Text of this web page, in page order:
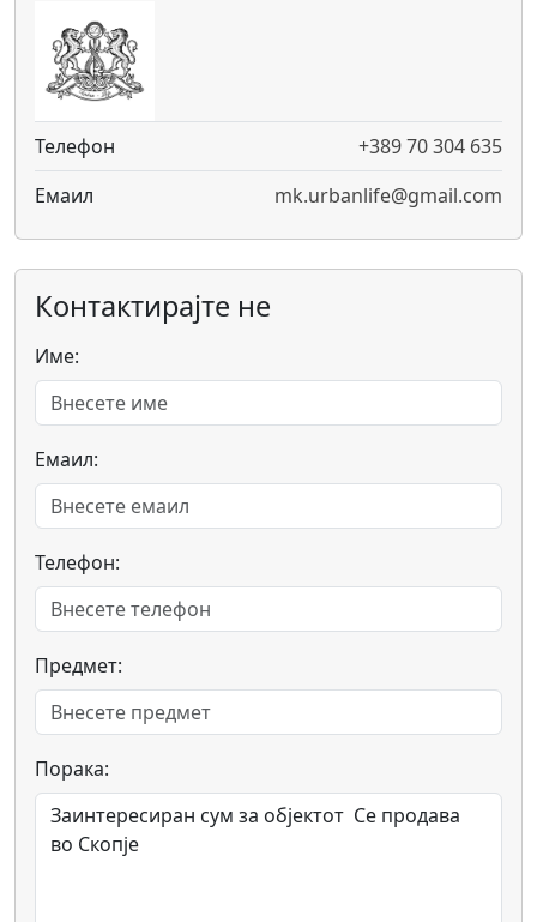
Телефон
+389 70 304 635
Емаил
mk.urbanlife@gmail.com
Контактирајте не
Име:
Емаил:
Телефон:
Предмет:
Порака: